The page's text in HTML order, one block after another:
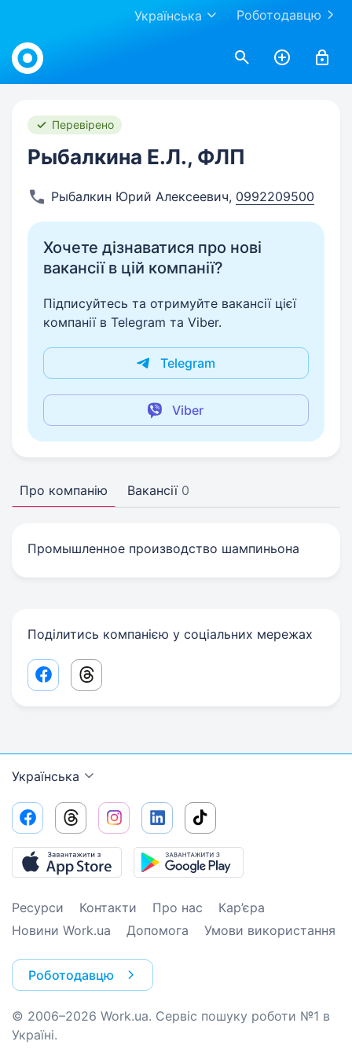
Роботодавцю
Українська
Work.ua
Перевірено
Рыбалкина Е.Л., ФЛП
Рыбалкин Юрий Алексеевич, 0992209500
Хочете дізнаватися про нові
вакансії в цій компанії?
Підписуйтесь та отримуйте вакансії цієї
компанії в Telegram та Viber.
Telegram
Viber
Про компанію Вакансії 0
Промышленное производство шампиньона
Поділитись компанією у соціальних мережах
Facebook share link
Threads share link
Українська
Ресурси Контакти Про нас
Кар’єра
Новини Work.ua
Допомога Умови використання
Роботодавцю
© 2006–2026 Work.ua. Сервіс пошуку роботи №1 в
Україні.